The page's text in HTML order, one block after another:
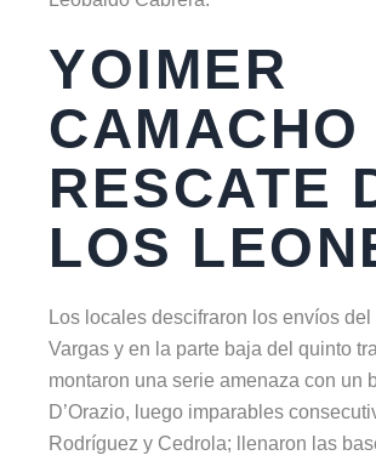
YOIMER
CAMACHO
RESCATE
LOS
Los locales descifraron los envíos
Vargas y en la parte baja del quinto
montaron una serie amenaza con un
D’Orazio, luego imparables
Rodríguez y Cedrola; llenaron las